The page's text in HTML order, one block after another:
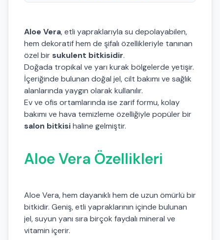
Aloe Vera, etli yapraklarıyla su depolayabilen,
hem dekoratif hem de şifalı özellikleriyle tanınan
özel bir sukulent bitkisidir.
Doğada tropikal ve yarı kurak bölgelerde yetişir.
İçeriğinde bulunan doğal jel, cilt bakımı ve sağlık
alanlarında yaygın olarak kullanılır.
Ev ve ofis ortamlarında ise zarif formu, kolay
bakımı ve hava temizleme özelliğiyle popüler bir
salon bitkisihaline gelmiştir.
Aloe Vera Özellikleri
Aloe Vera, hem dayanıklı hem de uzun ömürlü bir
bitkidir. Geniş, etli yapraklarının içinde bulunan
jel, suyun yanı sıra birçok faydalı mineral ve
vitamin içerir.